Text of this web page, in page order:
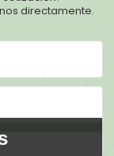
directamente.